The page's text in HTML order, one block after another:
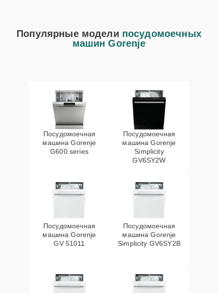
Популярные модели посудомоечных
машин Gorenje
Посудомоечная
машина Gorenje
G600 series
Посудомоечная
машина Gorenje
Simplicity
GV6SY2W
Посудомоечная
машина Gorenje
GV 51011
Посудомоечная
машина Gorenje
Simplicity GV6SY2B